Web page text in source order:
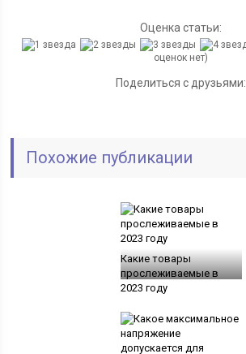
Оценка статьи:
оценок нет)
Поделиться с друзьями:
Похожие публикации
Какие товары
прослеживаемые в
2023 году